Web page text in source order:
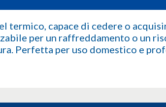
capace di cedere o
per un raffreddamento o un
Perfetta per uso domestico e